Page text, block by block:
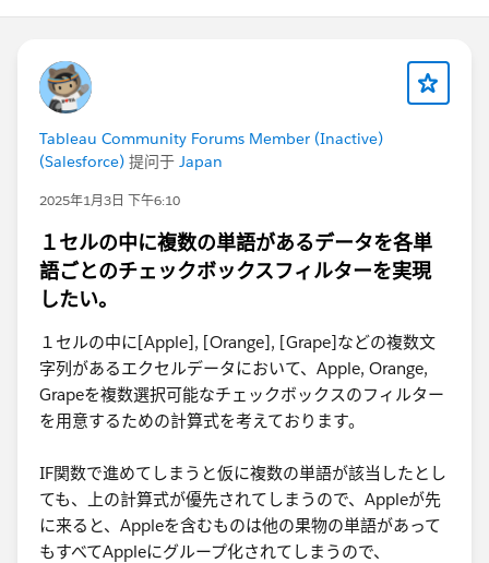
Tableau Community Forums Member (Inactive)
(Salesforce) 提问于 Japan
2025年1月3日 下午6:10
１セルの中に複数の単語があるデータを各単
語ごとのチェックボックスフィルターを実現
したい。
１セルの中に[Apple], [Orange], [Grape]などの複数文
字列​があるエクセルデータにおいて、Apple, Orange,
Grapeを複数選択可能なチェックボックスのフィルター
を用意するための計算式を考えております。
IF関数で進めてしまうと仮に複数の単語が該当したとし
ても、上の計算式が優先されてしまうので、Appleが先
に来ると、Appleを含むものは他の果物の単語があって
もすべてAppleにグループ化されてしまうので、